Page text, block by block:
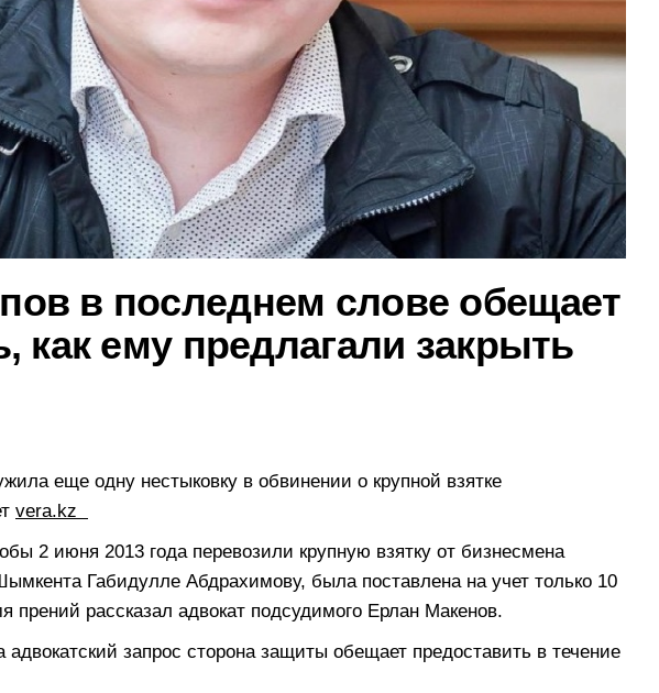
в последнем слове обещает
как ему предлагали закрыть
еще одну нестыковку в обвинении о крупной взятке
vera.kz
2 июня 2013 года перевозили крупную взятку от бизнесмена
Габидулле Абдрахимову, была поставлена на учет только 10
рассказал адвокат подсудимого Ерлан Макенов.
запрос сторона защиты обещает предоставить в течение